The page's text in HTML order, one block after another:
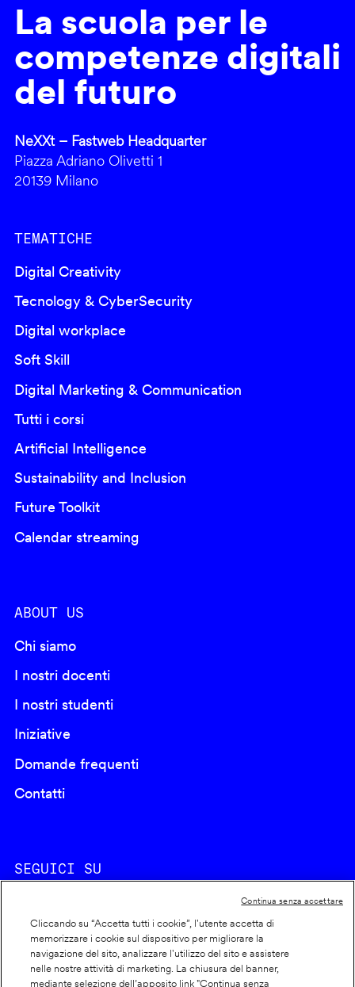
La scuola per le
competenze digitali
del futuro
NeXXt – Fastweb Headquarter
Piazza Adriano Olivetti 1
20139 Milano
TEMATICHE
Digital Creativity
Tecnology & CyberSecurity
Digital workplace
Soft Skill
Digital Marketing & Communication
Tutti i corsi
Artificial Intelligence
Sustainability and Inclusion
Future Toolkit
Calendar streaming
ABOUT US
Chi siamo
I nostri docenti
I nostri studenti
Iniziative
Domande frequenti
Contatti
SEGUICI SU
Cookie policy
Cliccando su “Accetta tutti i cookie”, l'utente accetta di
memorizzare i cookie sul dispositivo per migliorare la
navigazione del sito, analizzare l'utilizzo del sito e assistere
nelle nostre attività di marketing. La chiusura del banner,
mediante selezione dell’apposito link "Continua senza
Continua senza accettare